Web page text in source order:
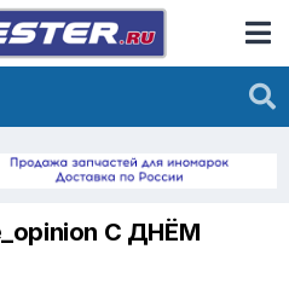
С ДНЁМ